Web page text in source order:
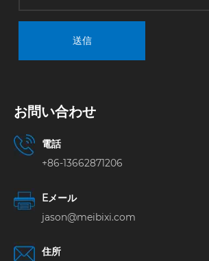
送信
お問い合わせ
電話
+86-13662871206
Eメール
jason@meibixi.com
住所